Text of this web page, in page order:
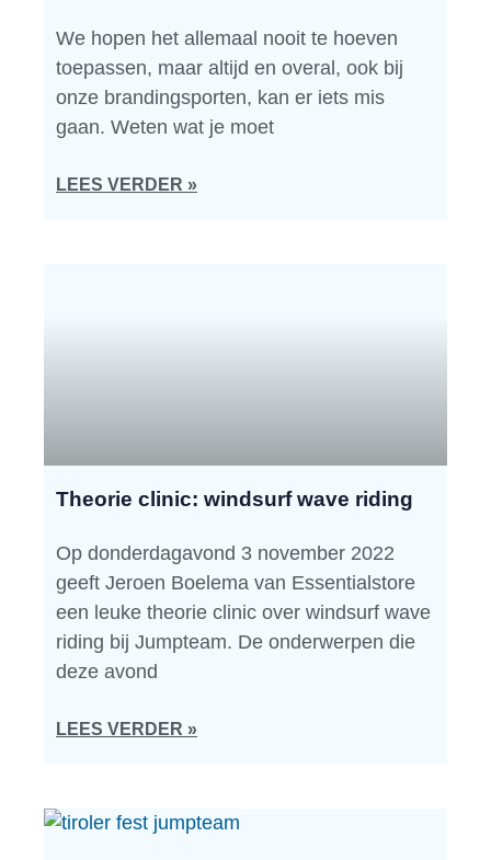
We hopen het allemaal nooit te hoeven
toepassen, maar altijd en overal, ook bij
onze brandingsporten, kan er iets mis
gaan. Weten wat je moet
LEES VERDER »
Theorie clinic: windsurf wave riding
Op donderdagavond 3 november 2022
geeft Jeroen Boelema van Essentialstore
een leuke theorie clinic over windsurf wave
riding bij Jumpteam. De onderwerpen die
deze avond
LEES VERDER »